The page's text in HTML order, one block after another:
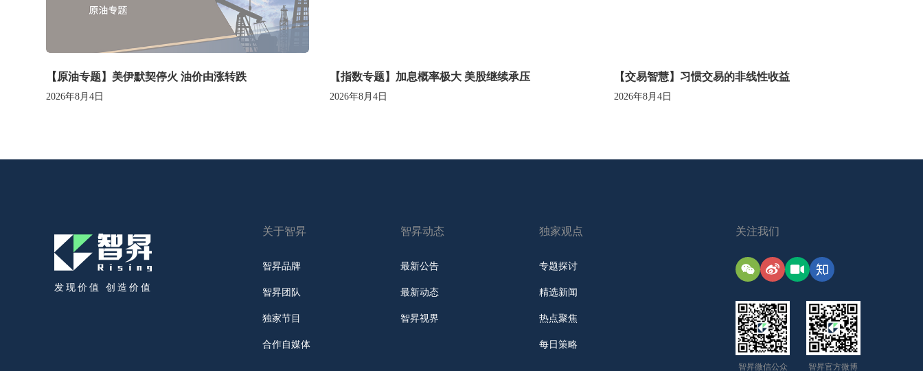
【原油专题】美伊默契停火 油价由涨转跌
2026年8月4日
【指数专题】加息概率极大 美股继续承压
2026年8月4日
【交易智慧】习惯交易的非线性收益
2026年8月4日
发现价值 创造价值
关于智昇
智昇品牌
智昇团队
独家节目
合作自媒体
智昇动态
最新公告
最新动态
智昇视界
独家观点
专题探讨
精选新闻
热点聚焦
每日策略
关注我们
智昇微信公众 智昇官方微博